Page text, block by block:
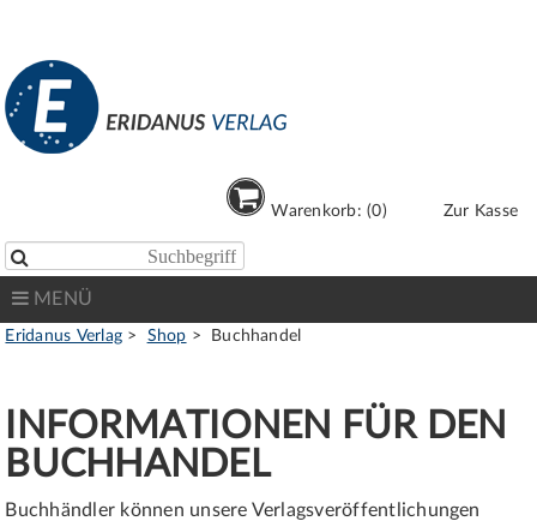
Warenkorb: (0) Zur Kasse

MENÜ
Eridanus Verlag Shop Buchhandel
INFORMATIONEN FÜR DEN
BUCHHANDEL
Buchhändler können unsere Verlagsveröffentlichungen